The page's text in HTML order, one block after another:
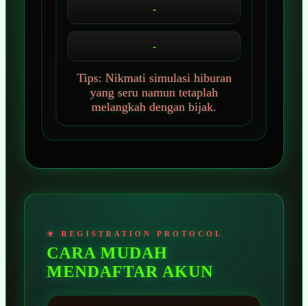
-
-
Tips: Nikmati simulasi hiburan
yang seru namun tetaplah
melangkah dengan bijak.
CARA MUDAH
MENDAFTAR AKUN